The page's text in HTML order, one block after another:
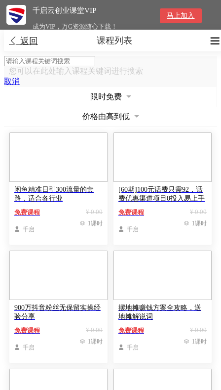
千启云创业课堂VIP
成为VIP，万G资源随心下载！
马上加入
 返回 
课程列表
您可以在此处输入课程关键词进行搜索
取消
限时免费
价格由高到低
闲鱼精准日引300流量的套
路，适合各行业
¥ 0.00
免费课程
 千启
 1课时
[60期]100元话费只需92，话
费优惠渠道项目0投入易上手
¥ 0.00
免费课程
 千启
 1课时
900万抖音粉丝无保留实操经
验分享
¥ 0.00
免费课程
 千启
 1课时
摆地摊赚钱方案全攻略，送
地摊解说词
¥ 0.00
免费课程
 千启
 1课时